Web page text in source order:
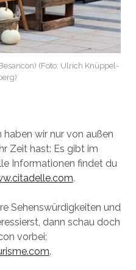
(Foto: Ulrich Knüppel-
wir nur von außen
Zeit hast: Es gibt im
Informationen findet du
.
Sehenswürdigkeiten und
dann schau doch
vorbei:
.